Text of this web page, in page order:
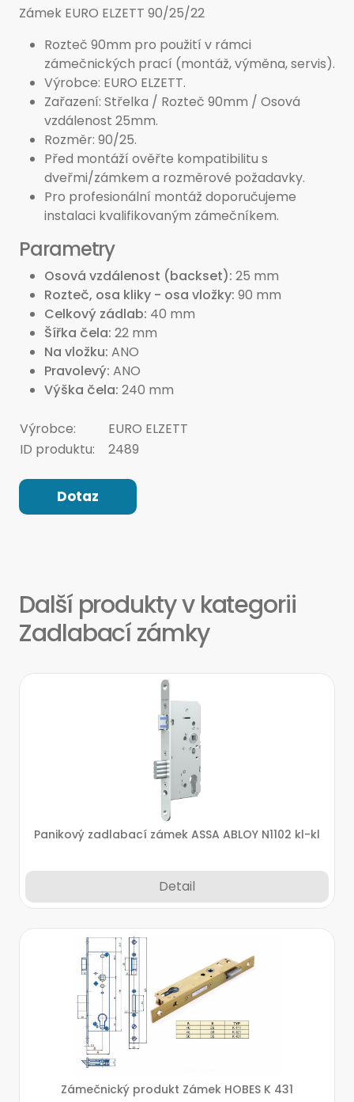
Zámek EURO ELZETT 90/25/22
Rozteč 90mm pro použití v rámci
zámečnických prací (montáž, výměna, servis).
Výrobce: EURO ELZETT.
Zařazení: Střelka / Rozteč 90mm / Osová
vzdálenost 25mm.
Rozměr: 90/25.
Před montáží ověřte kompatibilitu s
dveřmi/zámkem a rozměrové požadavky.
Pro profesionální montáž doporučujeme
instalaci kvalifikovaným zámečníkem.
Parametry
Osová vzdálenost (backset) 25 mm
Rozteč, osa kliky - osa vložky 90 mm
Celkový zádlab 40 mm
Šířka čela 22 mm
Na vložku ANO
Pravolevý ANO
Výška čela 240 mm
Výrobce:
EURO ELZETT
ID produktu:
2489
Dotaz
Další produkty v kategorii
Zadlabací zámky
Panikový zadlabací zámek ASSA ABLOY N1102 kl-kl
Detail
Zámečnický produkt Zámek HOBES K 431